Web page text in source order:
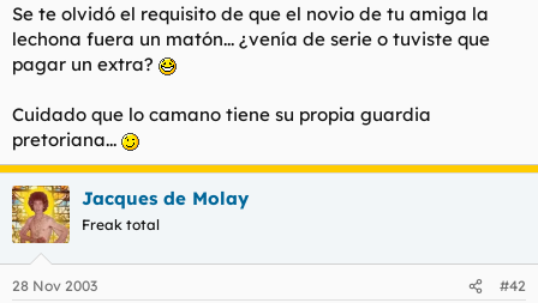
Se te olvidó el requisito de que el novio de tu amiga la
lechona fuera un matón... ¿venía de serie o tuviste que
pagar un extra?
Cuidado que lo camano tiene su propia guardia
pretoriana...
Jacques de Molay
Freak total
28 Nov 2003 #42